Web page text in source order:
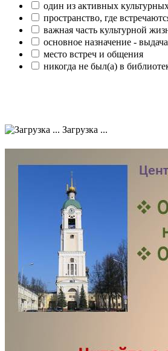
один из активных
пространство, где
важная часть культурной
основное назначение -
место встреч и общения
никогда не был(а) в
Загрузка ...